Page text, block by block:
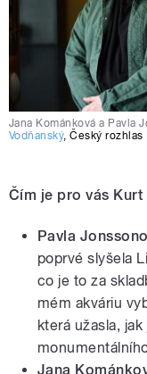
Jana Kománková a Pavla
Vodňanský,Český rozhlas
Čím je pro vás
Pavla
poprvé slyšela
co je to za
mém akváriu
která užasla,
Jana